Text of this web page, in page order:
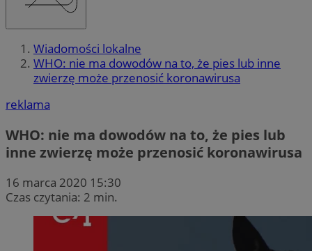
Wiadomości lokalne
WHO: nie ma dowodów na to, że pies lub inne
zwierzę może przenosić koronawirusa
reklama
WHO: nie ma dowodów na to, że pies lub
inne zwierzę może przenosić koronawirusa
16 marca 2020 15:30
Czas czytania: 2 min.